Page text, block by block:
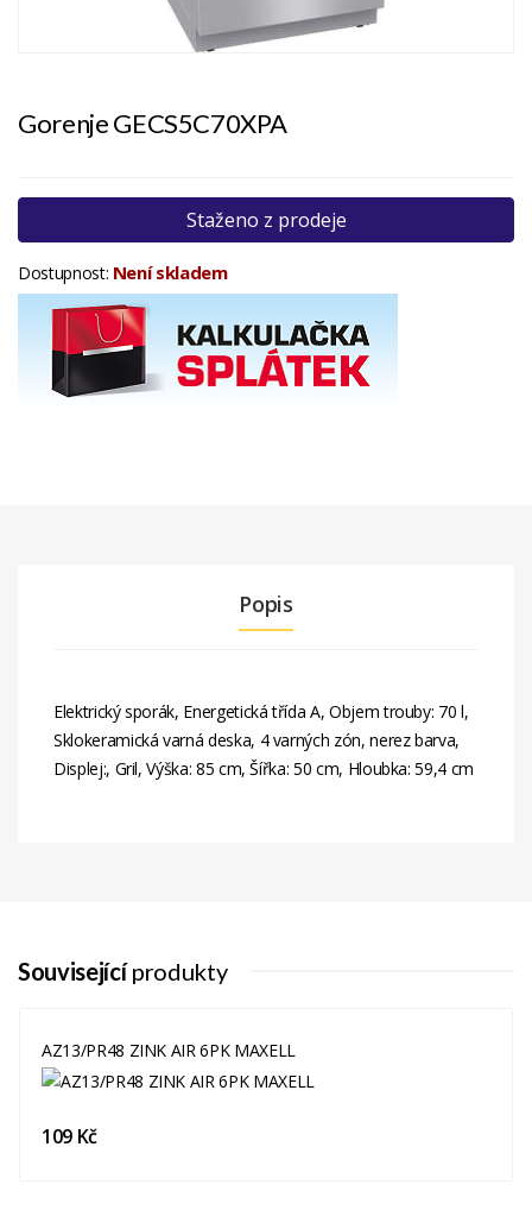
Gorenje GECS5C70XPA
Staženo z prodeje
Dostupnost: Není skladem
Popis
Elektrický sporák, Energetická třída A, Objem trouby: 70 l,
Sklokeramická varná deska, 4 varných zón, nerez barva,
Displej:, Gril, Výška: 85 cm, Šířka: 50 cm, Hloubka: 59,4 cm
Související produkty
AZ13/PR48 ZINK AIR 6PK MAXELL
109 Kč